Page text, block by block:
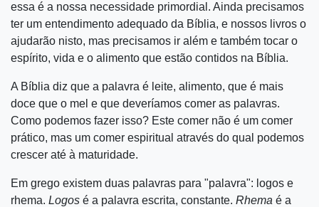
essa é a nossa necessidade primordial. Ainda precisamos
ter um entendimento adequado da Bíblia, e nossos livros o
ajudarão nisto, mas precisamos ir além e também tocar o
espírito, vida e o alimento que estão contidos na Bíblia.
A Bíblia diz que a palavra é leite, alimento, que é mais
doce que o mel e que deveríamos comer as palavras.
Como podemos fazer isso? Este comer não é um comer
prático, mas um comer espiritual através do qual podemos
crescer até à maturidade.
Em grego existem duas palavras para "palavra": logos e
rhema. Logos é a palavra escrita, constante. Rhema é a